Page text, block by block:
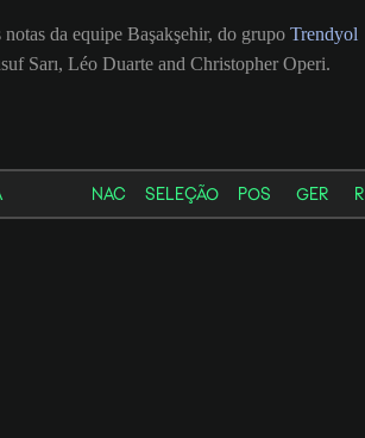
da equipe Başakşehir, do grupo Trendyol
Sarı, Léo Duarte and Christopher Operi.
NAC SELEÇÃO POS GER